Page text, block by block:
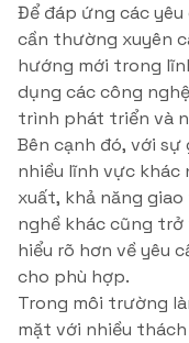
Để đáp ứng các yêu
cần thường xuyên
hướng mới trong
dụng các công
trình phát triển và
Bên cạnh đó, với
nhiều lĩnh vực khác
xuất, khả năng
nghề khác cũng
hiểu rõ hơn về yêu
cho phù hợp.
Trong môi trường
mặt với nhiều